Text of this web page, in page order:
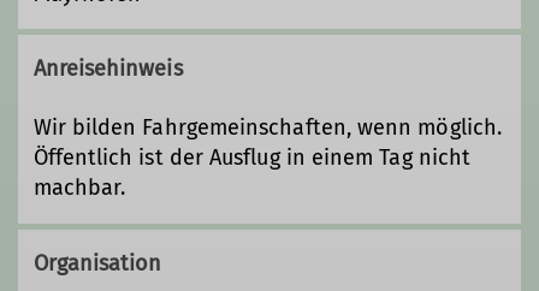
Anreisehinweis
Wir bilden Fahrgemeinschaften, wenn möglich.
Öffentlich ist der Ausflug in einem Tag nicht
machbar.
Organisation